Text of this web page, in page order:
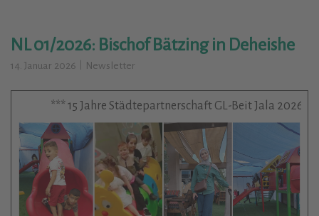
NL 01/2026: Bischof Bätzing in Deheishe
14. Januar 2026 Newsletter
*** 15 Jahre Städtepartnerschaft GL-Beit Jala 2026 ***